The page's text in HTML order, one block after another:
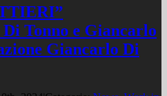
Tonno e Giancarlo
Giancarlo Di